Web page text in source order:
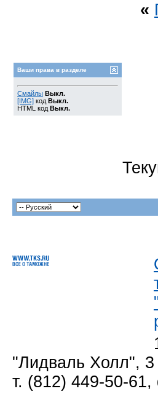
«
Ваши права в разделе
Смайлы Выкл.
[IMG] код Выкл.
HTML код Выкл.
"Лидваль Холл", 3
т. (812) 449-50-